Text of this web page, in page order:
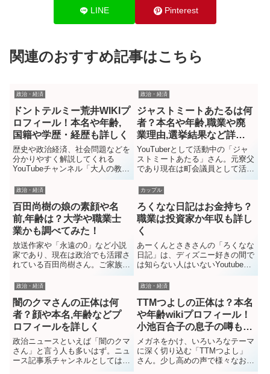
LINE Pinterest
関連のおすすめ記事はこちら
政治・経済
ドントテルミー荒井WIKIプ
ロフィール！本名や年齢,
国籍や学歴・経歴も詳しく
歴史や政治経済、社会問題などを
分かりやすく解説してくれる
YouTubeチャンネル「大人の教養
荒井さんですが、なんでそんな詳
高い配信をされてますよね。今回
はドントテルミー荒井さんの、本
名や年齢,出身や国籍、九州大学
や東大と噂される学歴や経歴を...
政治・経済
ジャストミートあたるは何
者？本名や年齢,職業や廃
業理由,選挙結果など詳し
く！
YouTuberとして活動中の「ジャ
ストミートあたる」さん。元寮父
であり現在は町会議員として活躍
され、大量のお弁当を作る動画や
家族とのほっこり動画、政治に関
されていますね。ジャストミート
あたるとは何者なのか、本名や年
齢などの詳しいプロフィールか
ら、職業や廃業理由、選挙結...
政治・経済
百田尚樹の娘の素顔や名
前,年齢は？大学や職業士
業かも調べてみた！
放送作家や「永遠の0」など小説
家であり、現在は政治でも活躍さ
れている百田尚樹さん。ご家族に
は美しい奥様、二人のお子様（息
子さん、娘さん）がいますが、娘
なんだろうな、なんて想像しちゃ
いそう。今回は娘さんについて、
顔写真や名前、年齢などのプロフ
ィール、また出身大学や士業と
言...
カップル
ろくなな日記はお金持ち？
職業は投資家か年収も詳し
く
あーくんとさきさんの「ろくなな
日記」は、ディズニー好きの間で
は知らない人はいないYoutubeチ
ャンネル。毎回宿泊するホテルの
値段やディズニーのためにかける
ごいお金持ちなのでは？と話題で
すよね！そんなろくなな日記は本
当にお金持ちなのか、お二人の職
業や年収について詳しく調...
政治・経済
闇のクマさんの正体は何
者？顔や本名,年齢などプ
ロフィールを詳しく
政治ニュースといえば「闇のクマ
さん」と言う人も多いはず。ニュ
ース記事系チャンネルとしては登
政治・経済
TTMつよしの正体は？本名
や年齢wikiプロフィール！
小池百合子の息子の噂も詳
しく！
メガネをかけ、いろいろなテーマ
に深く切り込む「TTMつよし」
さん。少し高めの声で様々なお話